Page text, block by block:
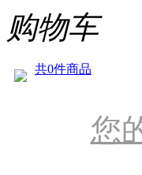
购物车
共0件商品
您